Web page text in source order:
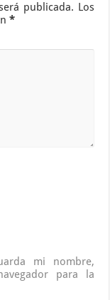
publicada. Los
*
mi nombre,
para la